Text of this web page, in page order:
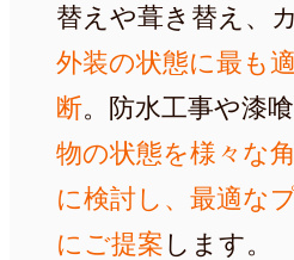
替えや葺き替え、
外装の状態に最も
断。防水工事や漆
物の状態を様々な
に検討し、最適な
にご提案 します。